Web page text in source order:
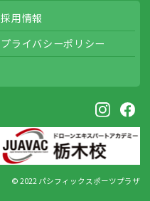
採用情報
プライバシーポリシー
© 2022 パシフィックスポーツプラザ